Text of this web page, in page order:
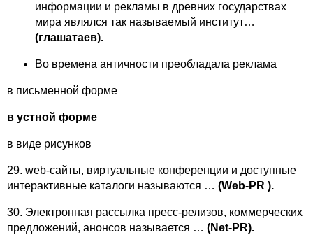
информации и рекламы в древних государствах
мира являлся так называемый институт…
(глашатаев).
Во времена античности преобладала реклама
в письменной форме
в устной форме
в виде рисунков
29. web-сайты, виртуальные конференции и доступные
интерактивные каталоги называются … (Web-PR ).
30. Электронная рассылка пресс-релизов, коммерческих
предложений, анонсов называется … (Net-PR).